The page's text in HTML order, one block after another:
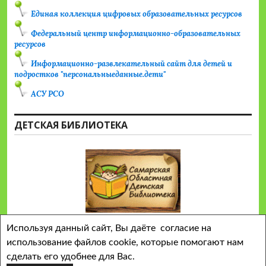
Единая коллекция цифровых образовательных ресурсов
Федеральный центр информационно-образовательных
ресурсов
Информационно-развлекательный сайт для детей и
подростков "персональныеданные.дети"
АСУ РСО
ДЕТСКАЯ БИБЛИОТЕКА
Используя данный сайт, Вы даёте согласие на
использование файлов cookie, которые помогают нам
сделать его удобнее для Вас.